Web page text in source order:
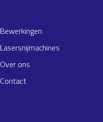
Bewerkingen
Lasersnijmachines
Over ons
Contact